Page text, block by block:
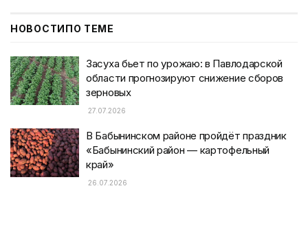
НОВОСТИПО ТЕМЕ
Засуха бьет по урожаю: в Павлодарской
области прогнозируют снижение сборов
зерновых
27.07.2026
В Бабынинском районе пройдёт праздник
«Бабынинский район — картофельный
край»
26.07.2026